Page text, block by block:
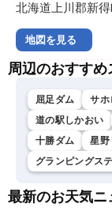
北海道上川郡新
地図を見る
周辺のおすすめ
屈足ダム
サホ
道の駅しかおい
十勝ダム
星
グランピングス
最新のお天気ニ